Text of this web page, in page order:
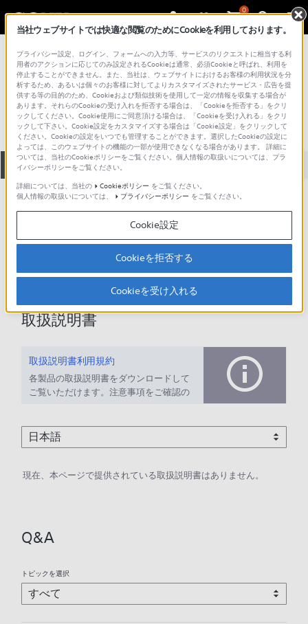
0
総合サポート・お問い合わせ プロフェッショナル／業務用
PCS-F3300
全て ダウンロード 取扱説明書 Q&A
ダウンロード
現在、本ページで提供されているアップデート情報はありませ
取扱説明書
取扱説明書利用規約
各製品の取扱説明書をダウンロードして
ご覧いただけます。注意事項をご確認の
現在、本ページで提供されている取扱説明書はありません。
Q&A
トピックを選択
当社ウェブサイトでは快適な閲覧のためにCookieを利用しております。
プライバシー設定、ログイン、フォームへの入力等、サービスのリクエストに相当する利
用者のアクションに応じてのみ設定されるCookieは通常、必須Cookieと呼ばれ、利用を
停止することができません。また、当社は、ウェブサイトにおけるお客様の利用状況を分
析するため、あるいは個々のお客様に対してよりカスタマイズされたサービス・広告を提
供する等の目的のため、Cookieおよび類似技術を使用して一定の情報を収集する場合が
あります。それらのCookieの受け入れを拒否する場合は、「Cookieを拒否する」をクリ
ックしてください。Cookie使用にご同意頂ける場合は、「Cookieを受け入れる」をクリ
ックして下さい。Cookie設定をカスタマイズする場合は「Cookie設定」をクリックして
ください。Cookieの設定をいつでも管理することができます。選択したCookieの設定に
よっては、このウェブサイトの機能の一部が使用できなくなる場合があります。 詳細に
ついては、当社のCookieポリシーをご覧ください。個人情報の取扱いについては、プラ
イバシーポリシーをご覧ください。
詳細については、当社の
Cookieポリシー をご覧ください。
個人情報の取扱いについては、
プライバシーポリシー をご覧ください。
Cookie設定
Cookieを拒否する
Cookieを受け入れる